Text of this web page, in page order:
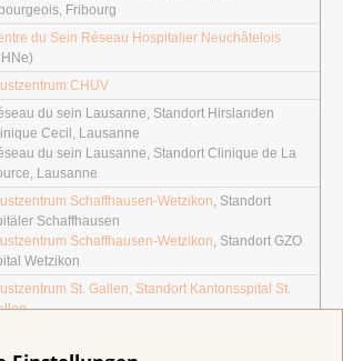
Fribourg
du Sein Réseau Hospitalier Neuchâtelois
CHUV
du sein Lausanne, Standort Hirslanden
Cecil, Lausanne
du sein Lausanne, Standort Clinique de La
Lausanne
Schaffhausen-Wetzikon, Standort
Schaffhausen
Schaffhausen-Wetzikon, Standort GZO
Wetzikon
St. Gallen, Standort Kantonsspital St.
Klinik Stephanshorn